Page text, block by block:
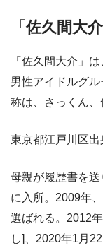
「佐久間大
「佐久間大介」
男性アイドルグ
称は、さっくん、
東京都江戸川区出
母親が履歴書を
に入所。2009年
選ばれる。2012
し]、2020年1月